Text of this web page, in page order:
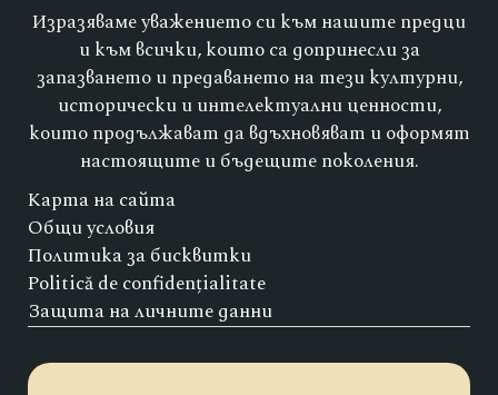
Изразяваме уважението си към нашите предци
и към всички, които са допринесли за
запазването и предаването на тези културни,
исторически и интелектуални ценности,
които продължават да вдъхновяват и оформят
настоящите и бъдещите поколения.
Карта на сайта
Общи условия
Политика за бисквитки
Politică de confidențialitate
Защита на личните данни